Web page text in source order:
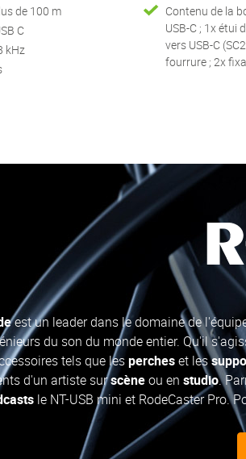
de 100 m
C
kHz
Contenu de la boîte : 2x émetteurs ;
USB-C ; 1x étui
vers USB-C
fourrure ; 2x
est un leader dans le domaine de
du son du monde entier. Qu'il
tels que lespercheset les
d'un artiste surscèneou en studio.
le NT-USB mini et RodeCaster Pro.
solutions mobilessont
qualité professionnelle.